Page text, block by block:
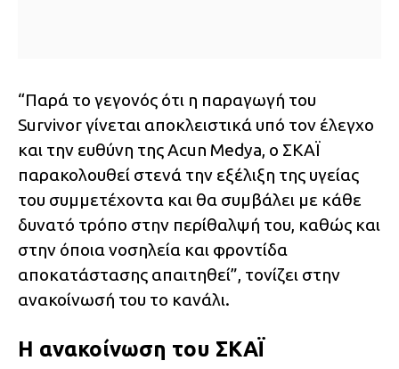
“Παρά το γεγονός ότι η παραγωγή του
Survivor γίνεται αποκλειστικά υπό τον έλεγχο
και την ευθύνη της Acun Medya, ο ΣΚΑΪ
παρακολουθεί στενά την εξέλιξη της υγείας
του συμμετέχοντα και θα συμβάλει με κάθε
δυνατό τρόπο στην περίθαλψή του, καθώς και
στην όποια νοσηλεία και φροντίδα
αποκατάστασης απαιτηθεί”, τονίζει στην
ανακοίνωσή του το κανάλι.
Η ανακοίνωση του ΣΚΑΪ